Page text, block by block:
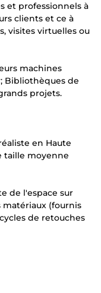
et professionnels à
clients et ce à
visites virtuelles ou
machines
Bibliothèques de
projets.
en Haute
taille moyenne
de l'espace sur
(fournis
de retouches